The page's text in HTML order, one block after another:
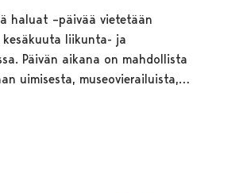
haluat –päivää vietetään
kesäkuuta liikunta- ja
Päivän aikana on mahdollista
uimisesta, museovierailuista,…